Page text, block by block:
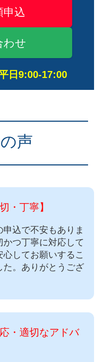
申込
わせ
日9:00-17:00
声
・丁寧】
申込で不安もありま
かつ丁寧に対応して
心してお願いするこ
た。ありがとうござ
・適切なアドバ